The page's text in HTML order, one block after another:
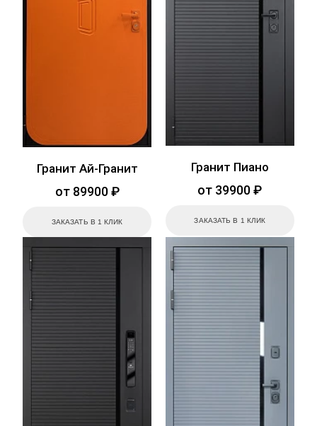
Гранит Ай-Гранит
от 89900 ₽
ЗАКАЗАТЬ В 1 КЛИК
Гранит Пиано
от 39900 ₽
ЗАКАЗАТЬ В 1 КЛИК